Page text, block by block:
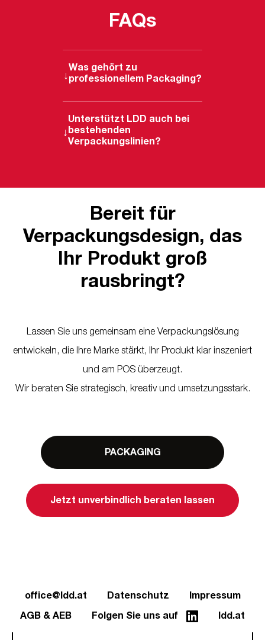
FAQs
Was gehört zu
professionellem Packaging?
Professionelles Packaging
umfasst mehr als Gestaltung. Es
verbindet Konzept, Design,
Pflichtangaben, Druckdaten und
Produktionsanforderungen.
Unterstützt LDD auch bei
bestehenden
Verpackungslinien?
Dabei achten wir darauf,
vorhandene Markenwerte zu
erhalten, die Sichtbarkeit zu
steigern und das System für
Bereit für
Verpackungsdesign, das
Ihr Produkt groß
rausbringt?
Lassen Sie uns gemeinsam eine Verpackungslösung
entwickeln, die Ihre Marke stärkt, Ihr Produkt klar inszeniert
und am POS überzeugt.
Wir beraten Sie strategisch, kreativ und umsetzungsstark.
PACKAGING
Jetzt unverbindlich beraten lassen
office@ldd.at Datenschutz Impressum
AGB & AEB Folgen Sie uns auf ldd.at